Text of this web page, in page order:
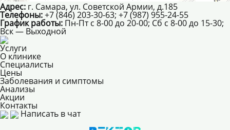
Адрес: г. Самара, ул. Советской Армии, д.185
Телефоны:+7 (846) 203-30-63; +7 (987) 955-24-55
График работы: Пн-Пт с 8-00 до 20-00; Сб с 8-00 до 15-30;
Вск — Выходной
Услуги
О клинике
Специалисты
Цены
Заболевания и симптомы
Анализы
Акции
Контакты
Написать в чат